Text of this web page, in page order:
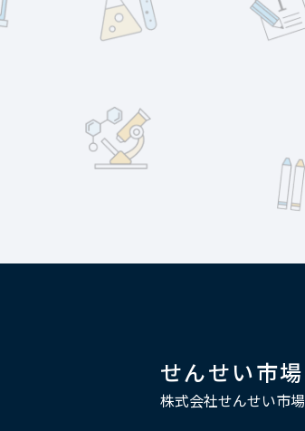
せんせい市場
株式会社せんせい市場